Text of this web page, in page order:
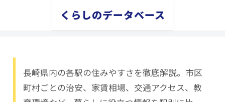
くらしのデータベース
長崎県内の各駅の住みやすさを徹底解説。市区
町村ごとの治安、家賃相場、交通アクセス、教